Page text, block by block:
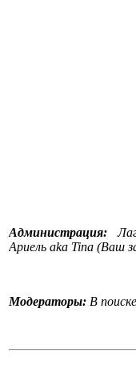
Администрация:
Ариель aka Tina (Ваш
Модераторы: В поиске